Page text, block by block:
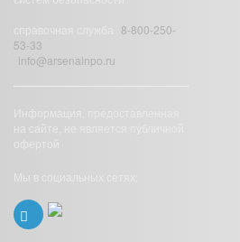
8-800-250-
53-33
info@arsenalnpo.ru
Информация, предоставленная
Мы в социальных сетях: